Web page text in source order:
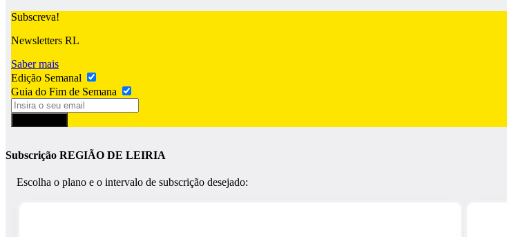
Subscreva!
Newsletters RL
Saber mais
Edição Semanal
Guia do Fim de Semana
Subscrição REGIÃO DE LEIRIA
Escolha o plano e o intervalo de subscrição desejado: